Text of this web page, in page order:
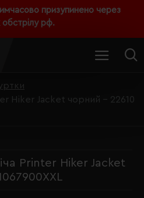
призупинено через
обстрілу рф.
Hiker Jacket чорний - 22610
Printer Hiker Jacket